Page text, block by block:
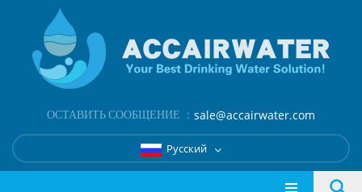
ОСТАВИТЬ СООБЩЕНИЕ ： sale@accairwater.com
Русский